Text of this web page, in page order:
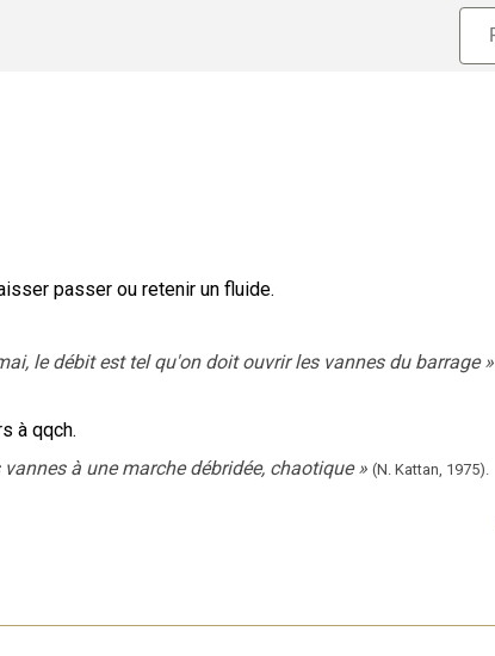
passer ou retenir un fluide.
le débit est tel qu'on doit ouvrir les vannes du barrage »
à qqch.
à une marche débridée, chaotique » (N. Kattan, 1975).